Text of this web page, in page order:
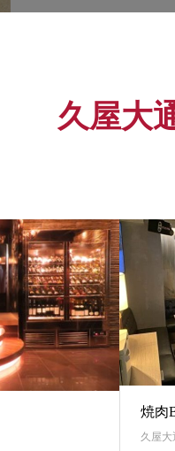
久屋大
焼肉
久屋大